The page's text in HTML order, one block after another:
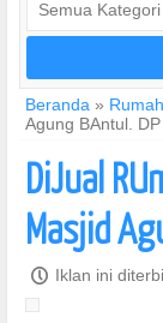
Beranda » Rumah
Agung BAntul.
DiJual
Masjid
P Iklan ini